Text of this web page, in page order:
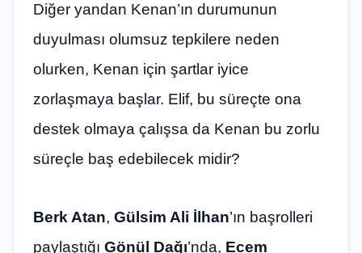
Diğer yandan Kenan’ın durumunun
duyulması olumsuz tepkilere neden
olurken, Kenan için şartlar iyice
zorlaşmaya başlar. Elif, bu süreçte ona
destek olmaya çalışsa da Kenan bu zorlu
süreçle baş edebilecek midir?
Berk Atan, Gülsim Ali İlhan’ın başrolleri
paylaştığı Gönül Dağı’nda, Ecem